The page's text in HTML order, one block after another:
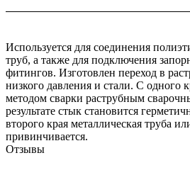
Используется для соединения
труб, а также для подключения
фитингов. Изготовлен переход в
низкого давления и стали. С одного
методом сварки раструбным
результате стык становится
второго края металлическая труба
привинчивается.
Отзывы